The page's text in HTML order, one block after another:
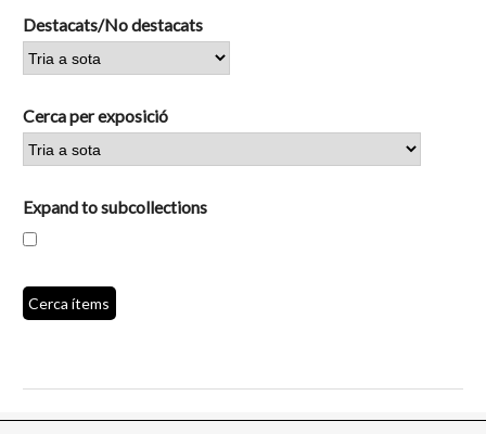
Destacats/No destacats
Cerca per exposició
Expand to subcollections